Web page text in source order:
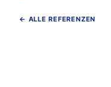
← ALLE REFERENZEN